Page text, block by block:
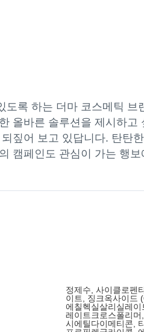
록 하는 더마 코스메틱 브
올바른 솔루션을 제시하고
짚어 보고 있답니다. 탄탄
캠페인도 관심이 가는 행보
정제수, 사이클로펜
이트, 징크옥사이드
에칠헥실살리실레
레이트크로스폴리
시에틸다이메티콘,